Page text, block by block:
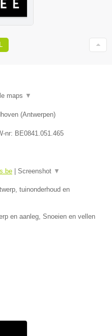
maps ▼
(Antwerpen)
nr: BE0841.051.465
Screenshot ▼
tuinonderhoud en
en aanleg, Snoeien en vellen